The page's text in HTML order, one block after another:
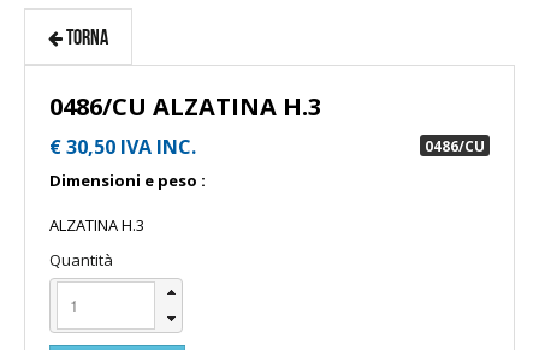
TORNA
0486/CU ALZATINA H.3
0486/CU
€ 30,50 IVA INC.
Dimensioni e peso :
ALZATINA H.3
Quantità